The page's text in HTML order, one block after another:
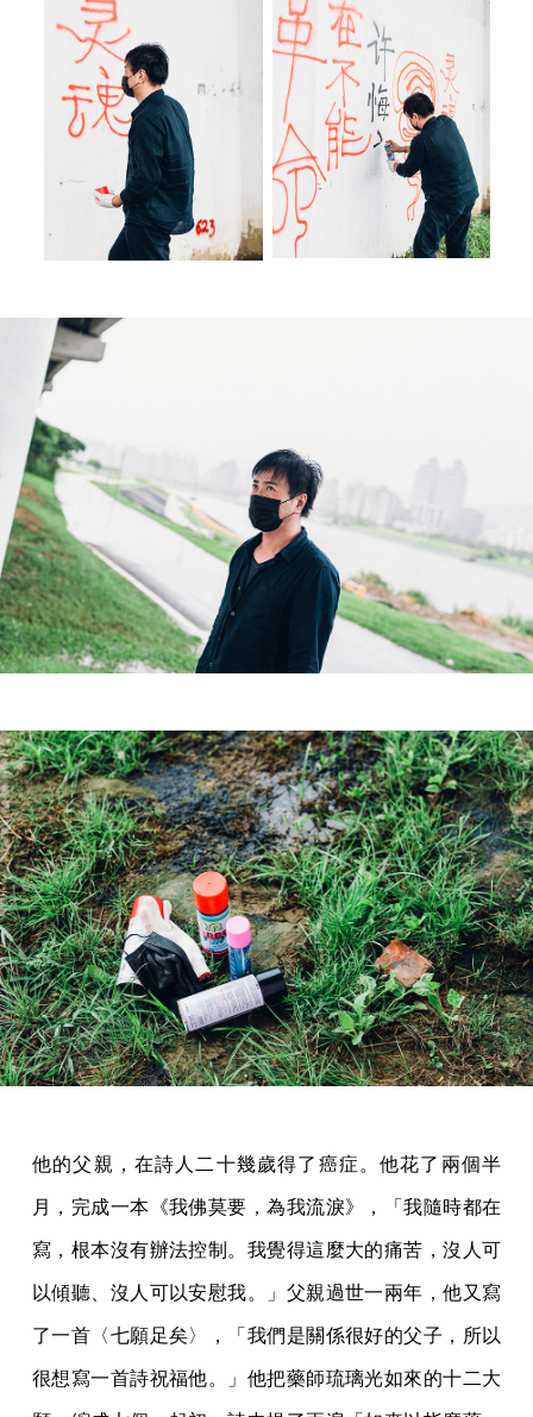
他的父親，在詩人二十幾歲得了癌症。他花了兩個半
月，完成一本《我佛莫要，為我流淚》，「我隨時都在
寫，根本沒有辦法控制。我覺得這麼大的痛苦，沒人可
以傾聽、沒人可以安慰我。」父親過世一兩年，他又寫
了一首〈七願足矣〉，「我們是關係很好的父子，所以
很想寫一首詩祝福他。」他把藥師琉璃光如來的十二大